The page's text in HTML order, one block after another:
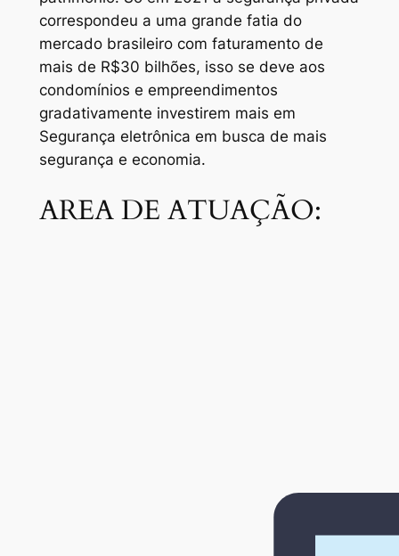
correspondeu a uma grande fatia do
mercado brasileiro com faturamento de
mais de R$30 bilhões, isso se deve aos
condomínios e empreendimentos
gradativamente investirem mais em
Segurança eletrônica em busca de mais
segurança e economia.
AREA DE ATUAÇÃO: